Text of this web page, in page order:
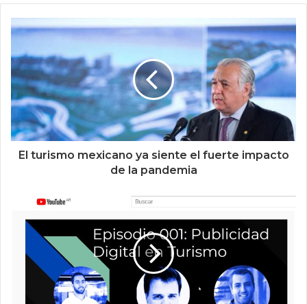
El turismo mexicano ya siente el fuerte impacto
de la pandemia